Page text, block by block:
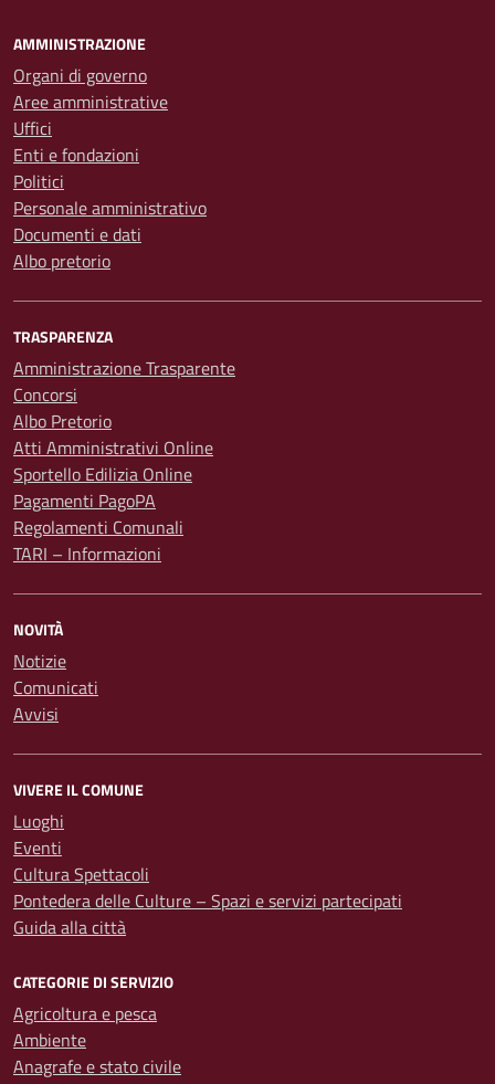
AMMINISTRAZIONE
Organi di governo
Aree amministrative
Uffici
Enti e fondazioni
Politici
Personale amministrativo
Documenti e dati
Albo pretorio
TRASPARENZA
Amministrazione Trasparente
Concorsi
Albo Pretorio
Atti Amministrativi Online
Sportello Edilizia Online
Pagamenti PagoPA
Regolamenti Comunali
TARI – Informazioni
NOVITÀ
Notizie
Comunicati
Avvisi
VIVERE IL COMUNE
Luoghi
Eventi
Cultura Spettacoli
Pontedera delle Culture – Spazi e servizi partecipati
Guida alla città
CATEGORIE DI SERVIZIO
Agricoltura e pesca
Ambiente
Anagrafe e stato civile